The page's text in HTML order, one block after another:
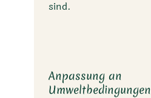
sind.
Anpassung an
Umweltbedingungen